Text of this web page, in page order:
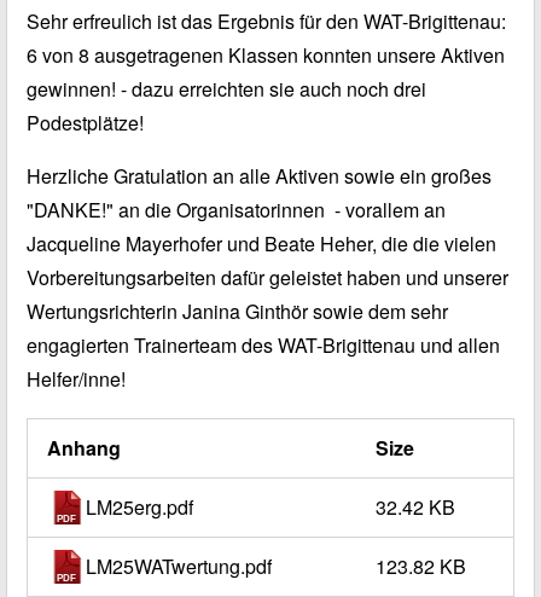
Sehr erfreulich ist das Ergebnis für den WAT-Brigittenau:
6 von 8 ausgetragenen Klassen konnten unsere Aktiven
gewinnen! - dazu erreichten sie auch noch drei
Podestplätze!
Herzliche Gratulation an alle Aktiven sowie ein großes
"DANKE!" an die Organisatorinnen - vorallem an
Jacqueline Mayerhofer und Beate Heher, die die vielen
Vorbereitungsarbeiten dafür geleistet haben und unserer
Wertungsrichterin Janina Ginthör sowie dem sehr
engagierten Trainerteam des WAT-Brigittenau und allen
Helfer/inne!
Anhang Size
LM25erg.pdf 32.42 KB
LM25WATwertung.pdf 123.82 KB